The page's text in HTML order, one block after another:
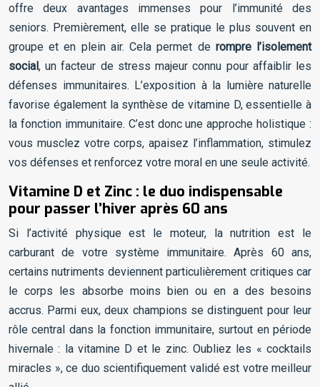
offre deux avantages immenses pour l’immunité des
seniors. Premièrement, elle se pratique le plus souvent en
groupe et en plein air. Cela permet de rompre l’isolement
social , un facteur de stress majeur connu pour affaiblir les
défenses immunitaires. L’exposition à la lumière naturelle
favorise également la synthèse de vitamine D, essentielle à
la fonction immunitaire. C’est donc une approche holistique :
vous musclez votre corps, apaisez l’inflammation, stimulez
vos défenses et renforcez votre moral en une seule activité.
Vitamine D et Zinc : le duo indispensable
pour passer l’hiver après 60 ans
Si l’activité physique est le moteur, la nutrition est le
carburant de votre système immunitaire. Après 60 ans,
certains nutriments deviennent particulièrement critiques car
le corps les absorbe moins bien ou en a des besoins
accrus. Parmi eux, deux champions se distinguent pour leur
rôle central dans la fonction immunitaire, surtout en période
hivernale : la vitamine D et le zinc. Oubliez les « cocktails
miracles », ce duo scientifiquement validé est votre meilleur